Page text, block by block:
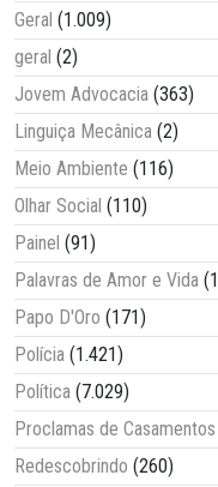
Geral (1.009)
geral (2)
Jovem Advocacia (363)
Linguiça Mecânica (2)
Meio Ambiente (116)
Olhar Social (110)
Painel (91)
Palavras de Amor e Vida
Papo D'Oro (171)
Polícia (1.421)
Política (7.029)
Proclamas de Casamentos
Redescobrindo (260)